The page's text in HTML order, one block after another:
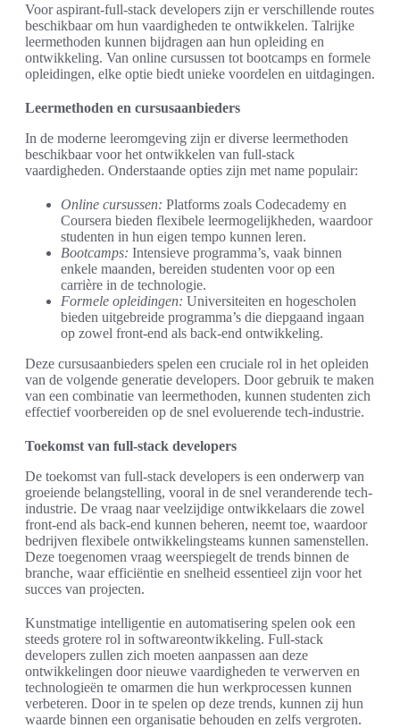
Voor aspirant-full-stack developers zijn er verschillende routes
beschikbaar om hun vaardigheden te ontwikkelen. Talrijke
leermethoden kunnen bijdragen aan hun opleiding en
ontwikkeling. Van online cursussen tot bootcamps en formele
opleidingen, elke optie biedt unieke voordelen en uitdagingen.
Leermethoden en cursusaanbieders
In de moderne leeromgeving zijn er diverse leermethoden
beschikbaar voor het ontwikkelen van full-stack
vaardigheden. Onderstaande opties zijn met name populair:
Online cursussen: Platforms zoals Codecademy en
Coursera bieden flexibele leermogelijkheden, waardoor
studenten in hun eigen tempo kunnen leren.
Bootcamps: Intensieve programma’s, vaak binnen
enkele maanden, bereiden studenten voor op een
carrière in de technologie.
Formele opleidingen: Universiteiten en hogescholen
bieden uitgebreide programma’s die diepgaand ingaan
op zowel front-end als back-end ontwikkeling.
Deze cursusaanbieders spelen een cruciale rol in het opleiden
van de volgende generatie developers. Door gebruik te maken
van een combinatie van leermethoden, kunnen studenten zich
effectief voorbereiden op de snel evoluerende tech-industrie.
Toekomst van full-stack developers
De toekomst van full-stack developers is een onderwerp van
groeiende belangstelling, vooral in de snel veranderende tech-
industrie. De vraag naar veelzijdige ontwikkelaars die zowel
front-end als back-end kunnen beheren, neemt toe, waardoor
bedrijven flexibele ontwikkelingsteams kunnen samenstellen.
Deze toegenomen vraag weerspiegelt de trends binnen de
branche, waar efficiëntie en snelheid essentieel zijn voor het
succes van projecten.
Kunstmatige intelligentie en automatisering spelen ook een
steeds grotere rol in softwareontwikkeling. Full-stack
developers zullen zich moeten aanpassen aan deze
ontwikkelingen door nieuwe vaardigheden te verwerven en
technologieën te omarmen die hun werkprocessen kunnen
verbeteren. Door in te spelen op deze trends, kunnen zij hun
waarde binnen een organisatie behouden en zelfs vergroten.